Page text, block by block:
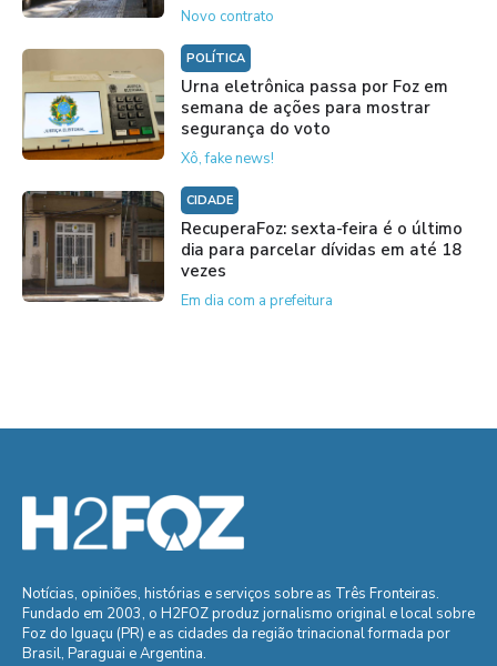
Novo contrato
POLÍTICA
Urna eletrônica passa por Foz em
semana de ações para mostrar
segurança do voto
Xô, fake news!
CIDADE
RecuperaFoz: sexta-feira é o último
dia para parcelar dívidas em até 18
vezes
Em dia com a prefeitura
Notícias, opiniões, histórias e serviços sobre as Três Fronteiras.
Fundado em 2003, o H2FOZ produz jornalismo original e local sobre
Foz do Iguaçu (PR) e as cidades da região trinacional formada por
Brasil, Paraguai e Argentina.